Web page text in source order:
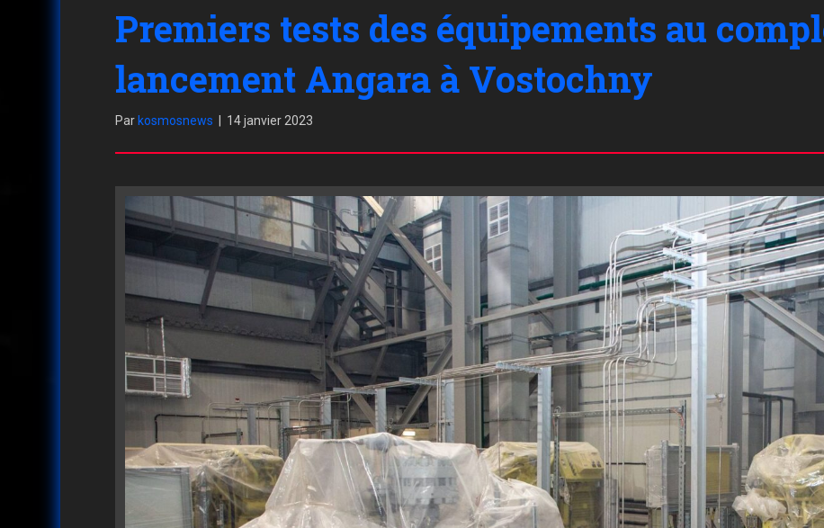
Premiers tests des équipements au
lancement Angara à Vostochny
Par kosmosnews 14 janvier 2023